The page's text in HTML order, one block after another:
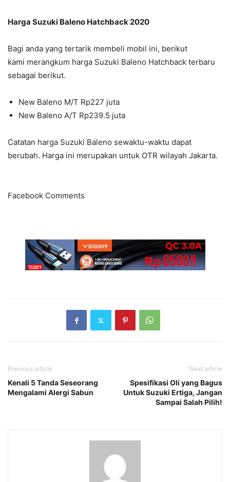
Harga Suzuki Baleno Hatchback 2020
Bagi anda yang tertarik membeli mobil ini, berikut
kami merangkum harga Suzuki Baleno Hatchback terbaru
sebagai berikut.
New Baleno M/T Rp227 juta
New Baleno A/T Rp239.5 juta
Catatan harga Suzuki Baleno sewaktu-waktu dapat
berubah. Harga ini merupakan untuk OTR wilayah Jakarta.
Facebook Comments
Previous article
Kenali 5 Tanda Seseorang
Mengalami Alergi Sabun
Next article
Spesifikasi Oli yang Bagus
Untuk Suzuki Ertiga, Jangan
Sampai Salah Pilih!